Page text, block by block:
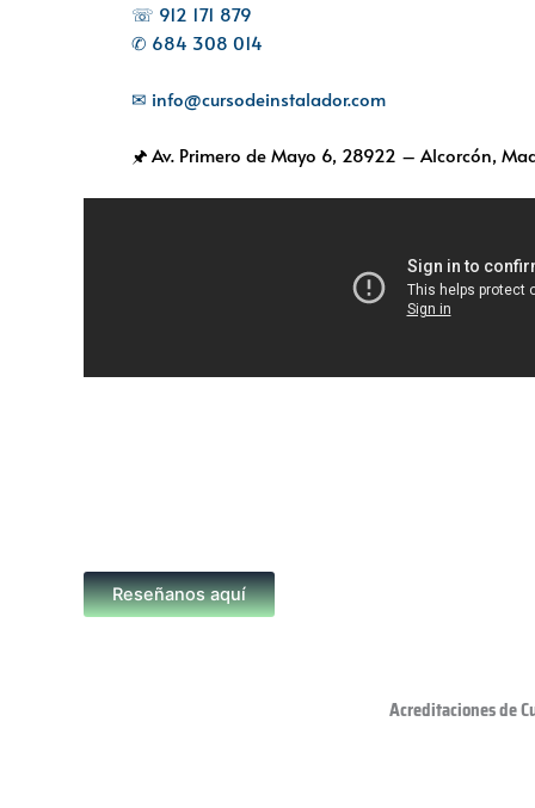
☏ 912 171 879
✆ 684 308 014
✉ info@cursodeinstalador.com
🖈 Av. Primero de Mayo 6, 28922 – Alcorcón,
Reseñanos aquí
Acreditaciones de